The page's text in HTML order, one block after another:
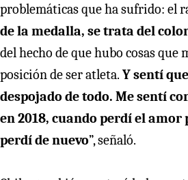
problemáticas que ha sufrido: el
de la medalla, se trata del
del hecho de que hubo cosas que
posición de ser atleta. Y sentí
despojado de todo. Me sentí
en 2018, cuando perdí el amor
perdí de nuevo”, señaló.